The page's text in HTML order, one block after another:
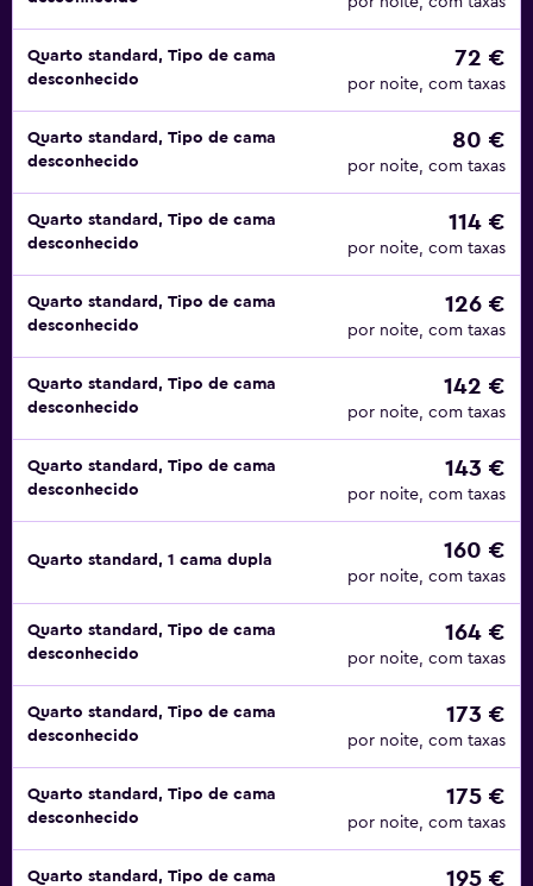
Quarto standard, Tipo de cama
desconhecido
72 €
por noite, com taxas
Quarto standard, Tipo de cama
desconhecido
80 €
por noite, com taxas
Quarto standard, Tipo de cama
desconhecido
114 €
por noite, com taxas
Quarto standard, Tipo de cama
desconhecido
126 €
por noite, com taxas
Quarto standard, Tipo de cama
desconhecido
142 €
por noite, com taxas
Quarto standard, Tipo de cama
desconhecido
143 €
por noite, com taxas
Quarto standard, 1 cama dupla 160 €
por noite, com taxas
Quarto standard, Tipo de cama
desconhecido
164 €
por noite, com taxas
Quarto standard, Tipo de cama
desconhecido
173 €
por noite, com taxas
Quarto standard, Tipo de cama
desconhecido
175 €
por noite, com taxas
Quarto standard, Tipo de cama
195 €